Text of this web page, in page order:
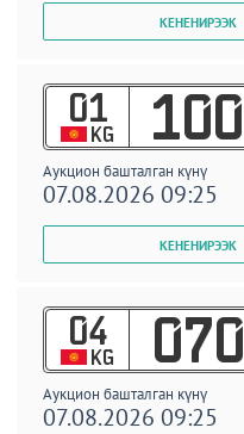
01
KG 100
Аукцион башталган күнү
07.08.2026 09:25
04
KG 070
Аукцион башталган күнү
07.08.2026 09:25